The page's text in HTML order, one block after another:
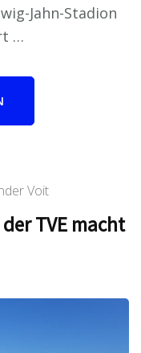
Jahn-Stadion
…
Voit
TVE macht